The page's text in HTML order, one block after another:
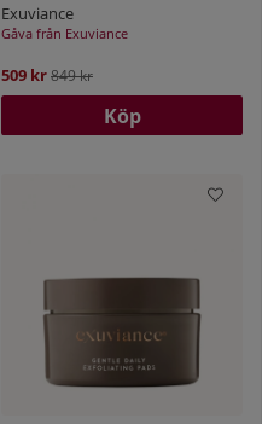
Exuviance
Gåva från Exuviance
509 krOrdinarie pris:
849 kr
Köp